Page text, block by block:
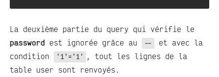
La deuxième partie du query qui vérifie le
password est ignorée grâce au --
et avec la
condition
'1'='1' , tout les lignes de la
table user sont renvoyés.